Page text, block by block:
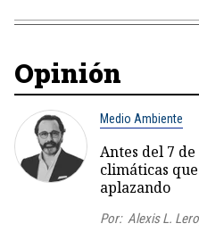
Opinión
Medio Ambiente
Antes del 7
climáticas
aplazando
Por: Alexis L.